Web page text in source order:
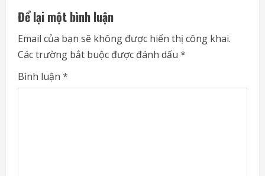
u
e
R
e
Để lại một bình luận
Email của bạn sẽ không được hiển thị công khai.
Các trường bắt buộc được đánh dấu *
Bình luận *